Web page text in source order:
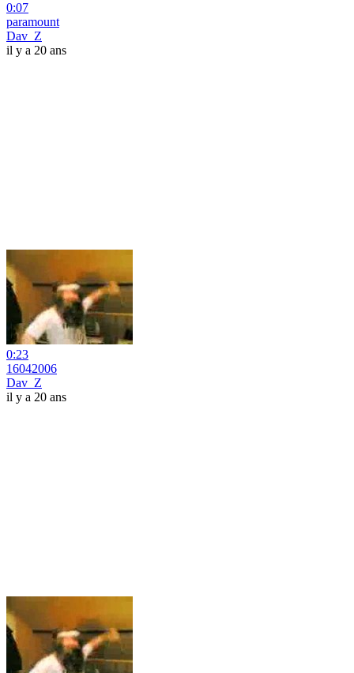
0:07
paramount
Dav_Z
il y a 20 ans
0:23
16042006
Dav_Z
il y a 20 ans